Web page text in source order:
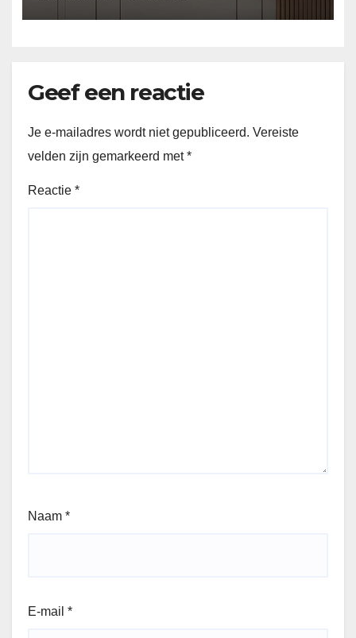
Geef een reactie
Je e-mailadres wordt niet gepubliceerd. Vereiste
velden zijn gemarkeerd met*
Reactie *
Naam *
E-mail *